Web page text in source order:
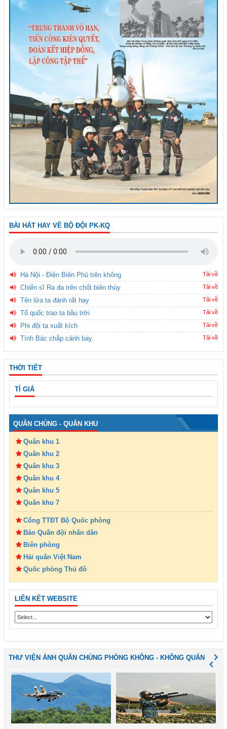
BÀI HÁT HAY VỀ BỘ ĐỘI PK-KQ
Hà Nội - Điện Biên Phủ trên không Tải về
Chiến sĩ Ra đa trên chốt biên thùy Tải về
Tên lửa ta đánh rất hay Tải về
Tổ quốc trao ta bầu trời Tải về
Phi đội ta xuất kích Tải về
Tình Bác chắp cánh bay Tải về
THỜI TIẾT
TỈ GIÁ
QUÂN CHỦNG - QUÂN KHU
Quân khu 1
Quân khu 2
Quân khu 3
Quân khu 4
Quân khu 5
Quân khu 7
Cổng TTĐT Bộ Quốc phòng
Báo Quân đội nhân dân
Biên phòng
Hải quân Việt Nam
Quốc phòng Thủ đô
LIÊN KẾT WEBSITE
THƯ VIỆN ẢNH QUÂN CHỦNG PHÒNG KHÔNG - KHÔNG QUÂN